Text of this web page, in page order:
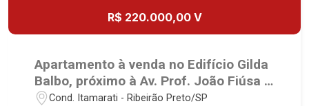
R$ 220.000,00 V
Apartamento à venda no Edifício Gilda
Balbo, próximo à Av. Prof. João Fiúsa -
Ribeirão Preto/SP.
Cond. Itamarati - Ribeirão Preto/SP